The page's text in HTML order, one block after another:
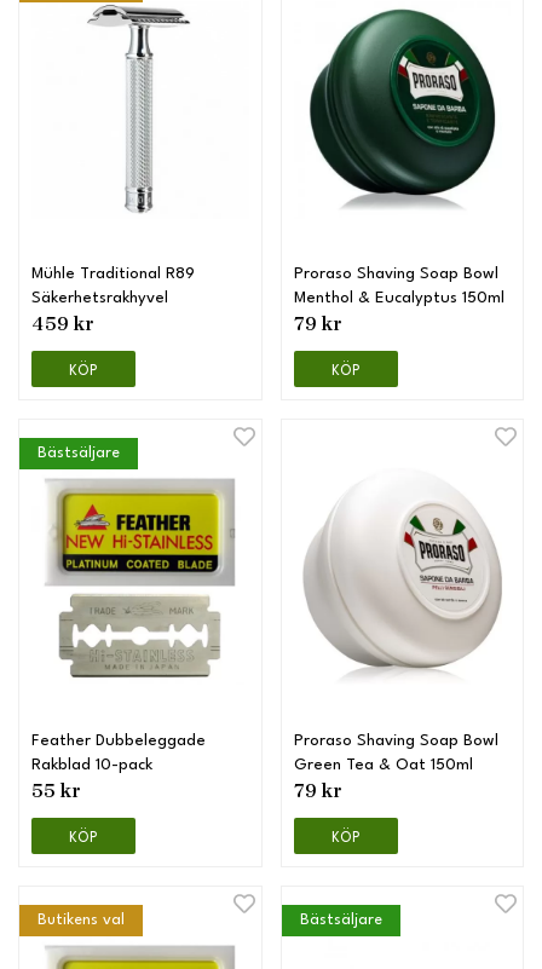
Mühle Traditional R89
Säkerhetsrakhyvel
459 kr
KÖP
Proraso Shaving Soap Bowl
Menthol & Eucalyptus 150ml
79 kr
KÖP
Bästsäljare
Feather Dubbeleggade
Rakblad 10-pack
55 kr
KÖP
Proraso Shaving Soap Bowl
Green Tea & Oat 150ml
79 kr
KÖP
Butikens val Bästsäljare